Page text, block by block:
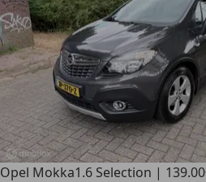
Opel Mokka1.6 Selection |